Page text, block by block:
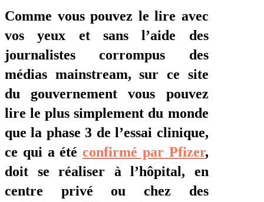
Comme vous pouvez le lire avec
vos yeux et sans l’aide des
journalistes corrompus des
médias mainstream, sur ce site
du gouvernement vous pouvez
lire le plus simplement du monde
que la phase 3 de l’essai clinique,
ce qui a étéconfirmé par Pfizer,
doit se réaliser à l’hôpital, en
centre privé ou chez des